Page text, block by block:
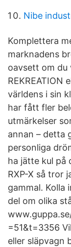
Nibe
Komplettera
marknadens
oavsett om du
REKREATION
världens i sin
har fått fler
utmärkelser
annan – detta
personliga
ha jätte kul på
RXP-X så tror
gammal. Kolla
del om olika
=51&t=3356
eller släpvagn